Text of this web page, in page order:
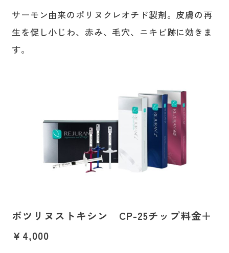
サーモン由来のポリヌクレオチド製剤。皮膚の再
生を促し小じわ、赤み、毛穴、ニキビ跡に効きま
す。
ボツリヌストキシン CP-25チップ料金＋
￥4,000